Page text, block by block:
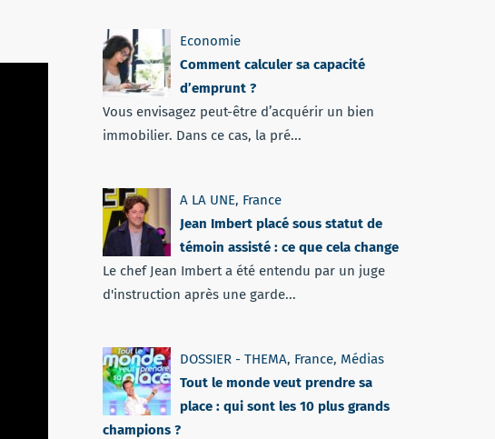
Economie
Comment calculer sa capacité
d’emprunt ?
Vous envisagez peut-être d’acquérir un bien
immobilier. Dans ce cas, la pré...
A LA UNE, France
Jean Imbert placé sous statut de
témoin assisté : ce que cela change
Le chef Jean Imbert a été entendu par un juge
d'instruction après une garde...
DOSSIER - THEMA, France, Médias
Tout le monde veut prendre sa
place : qui sont les 10 plus grands
champions ?